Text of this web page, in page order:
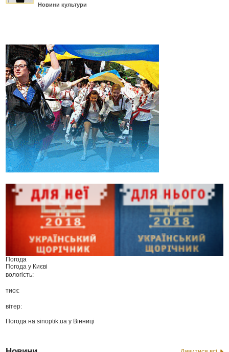
Новини культури
Погода
Погода у Києві
вологість:
тиск:
вітер:
Погода наsinoptik.ua у Вінниці